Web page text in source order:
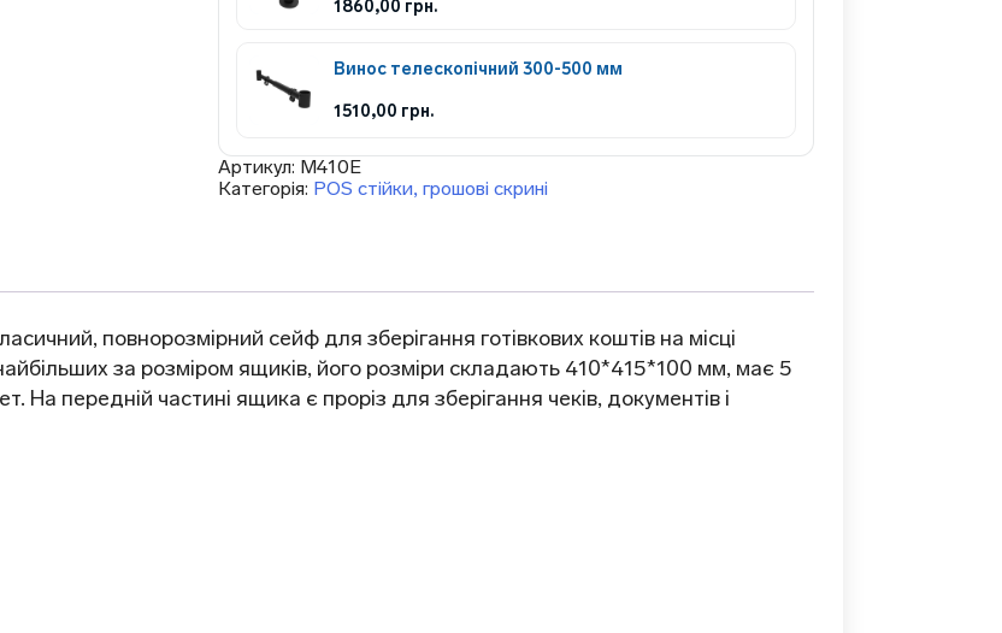
1860,00 грн.
Винос телескопічний 300-500 мм
1510,00 грн.
Артикул: M410E
Категорія: POS стійки, грошові скрині
повнорозмірний сейф для зберігання готівкових коштів на місці
за розміром ящиків, його розміри складають 410*415*100 мм, має 5
На передній частині ящика є проріз для зберігання чеків, документів і